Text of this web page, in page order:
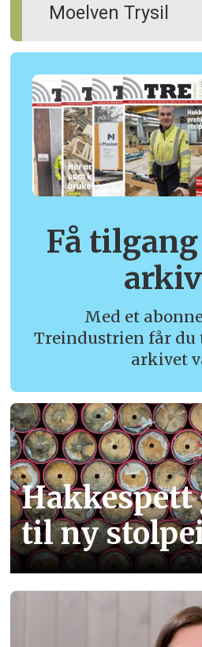
Moelven Trysil
Få
Med et
Treindustrien får du
arkivet
Hakkespett
til ny